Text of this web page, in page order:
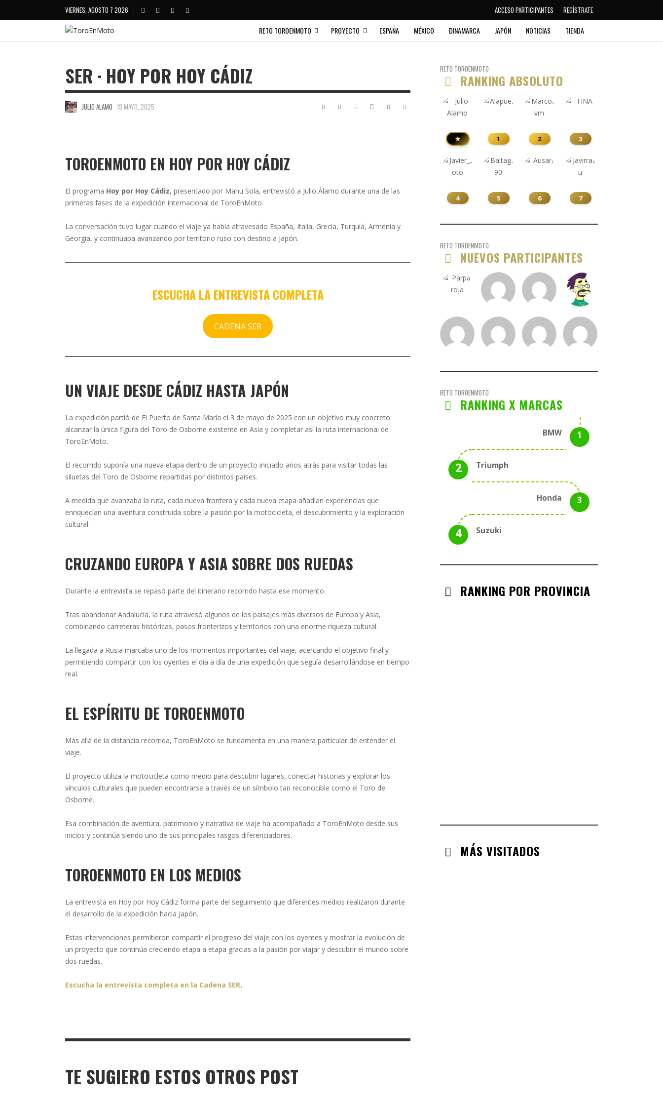
VIERNES, AGOSTO 7 2026 ACCESO PARTICIPANTES REGÍSTRATE
RETO TOROENMOTO PROYECTO ESPAÑA MÉXICO DINAMARCA JAPÓN NOTICIAS TIENDA
SER · HOY POR HOY CÁDIZ
JULIO ALAMO 19 MAYO, 2025
TOROENMOTO EN HOY POR HOY CÁDIZ
El programa Hoy por Hoy Cádiz, presentado por Manu Sola, entrevistó a Julio Álamo durante una de las
primeras fases de la expedición internacional de ToroEnMoto.
La conversación tuvo lugar cuando el viaje ya había atravesado España, Italia, Grecia, Turquía, Armenia y
Georgia, y continuaba avanzando por territorio ruso con destino a Japón.
ESCUCHA LA ENTREVISTA COMPLETA
CADENA SER
UN VIAJE DESDE CÁDIZ HASTA JAPÓN
La expedición partió de El Puerto de Santa María el 3 de mayo de 2025 con un objetivo muy concreto:
alcanzar la única figura del Toro de Osborne existente en Asia y completar así la ruta internacional de
ToroEnMoto.
El recorrido suponía una nueva etapa dentro de un proyecto iniciado años atrás para visitar todas las
siluetas del Toro de Osborne repartidas por distintos países.
A medida que avanzaba la ruta, cada nueva frontera y cada nueva etapa añadían experiencias que
enriquecían una aventura construida sobre la pasión por la motocicleta, el descubrimiento y la exploración
cultural.
CRUZANDO EUROPA Y ASIA SOBRE DOS RUEDAS
Durante la entrevista se repasó parte del itinerario recorrido hasta ese momento.
Tras abandonar Andalucía, la ruta atravesó algunos de los paisajes más diversos de Europa y Asia,
combinando carreteras históricas, pasos fronterizos y territorios con una enorme riqueza cultural.
La llegada a Rusia marcaba uno de los momentos importantes del viaje, acercando el objetivo final y
permitiendo compartir con los oyentes el día a día de una expedición que seguía desarrollándose en tiempo
real.
EL ESPÍRITU DE TOROENMOTO
Más allá de la distancia recorrida, ToroEnMoto se fundamenta en una manera particular de entender el
viaje.
El proyecto utiliza la motocicleta como medio para descubrir lugares, conectar historias y explorar los
vínculos culturales que pueden encontrarse a través de un símbolo tan reconocible como el Toro de
Osborne.
Esa combinación de aventura, patrimonio y narrativa de viaje ha acompañado a ToroEnMoto desde sus
inicios y continúa siendo uno de sus principales rasgos diferenciadores.
TOROENMOTO EN LOS MEDIOS
La entrevista en Hoy por Hoy Cádiz forma parte del seguimiento que diferentes medios realizaron durante
el desarrollo de la expedición hacia Japón.
Estas intervenciones permitieron compartir el progreso del viaje con los oyentes y mostrar la evolución de
un proyecto que continúa creciendo etapa a etapa gracias a la pasión por viajar y descubrir el mundo sobre
dos ruedas.
Escucha la entrevista completa en la Cadena SER.
TE SUGIERO ESTOS OTROS POST
RETO TOROENMOTO
RANKING ABSOLUTO
★ 1 2 3
4 5 6 7
RETO TOROENMOTO
NUEVOS PARTICIPANTES
RETO TOROENMOTO
RANKING X MARCAS
BMW
Triumph
Honda
Suzuki
RANKING POR PROVINCIA
MÁS VISITADOS